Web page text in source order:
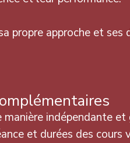
propre approche et
manière indépendante et
et durées des cours